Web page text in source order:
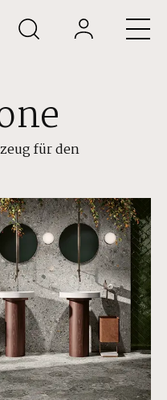
für den